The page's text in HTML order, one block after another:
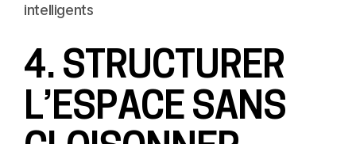
intelligents
4. STRUCTURER
L’ESPACE SANS